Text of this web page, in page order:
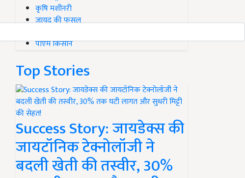
कृषि मशीनरी
जायद की फसल
पीएम किसान
Top Stories
Success Story: जायडेक्स की
जायटॉनिक टेक्नोलॉजी ने
बदली खेती की तस्वीर, 30%